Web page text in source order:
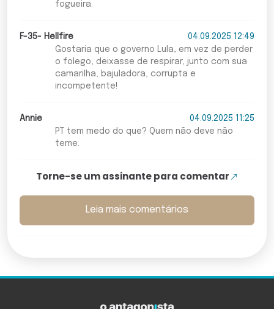
fogueira.
F-35- Hellfire
04.09.2025 12:49
Gostaria que o governo Lula, em vez de perder
o folego, deixasse de respirar, junto com sua
camarilha, bajuladora, corrupta e
incompetente!
Annie
04.09.2025 11:25
PT tem medo do que? Quem não deve não
teme.
Torne-se um assinante para comentar
Leia mais comentários